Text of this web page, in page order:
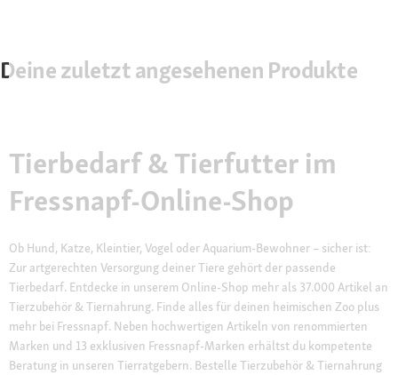
Deine zuletzt angesehenen Produkte
Tierbedarf & Tierfutter im
Fressnapf-Online-Shop
Ob Hund, Katze, Kleintier, Vogel oder Aquarium-Bewohner – sicher ist:
Zur artgerechten Versorgung deiner Tiere gehört der passende
Tierbedarf. Entdecke in unserem Online-Shop mehr als 37.000 Artikel an
Tierzubehör & Tiernahrung. Finde alles für deinen heimischen Zoo plus
mehr bei Fressnapf. Neben hochwertigen Artikeln von renommierten
Marken und 13 exklusiven Fressnapf-Marken erhältst du kompetente
Beratung in unseren Tierratgebern. Bestelle Tierzubehör & Tiernahrung